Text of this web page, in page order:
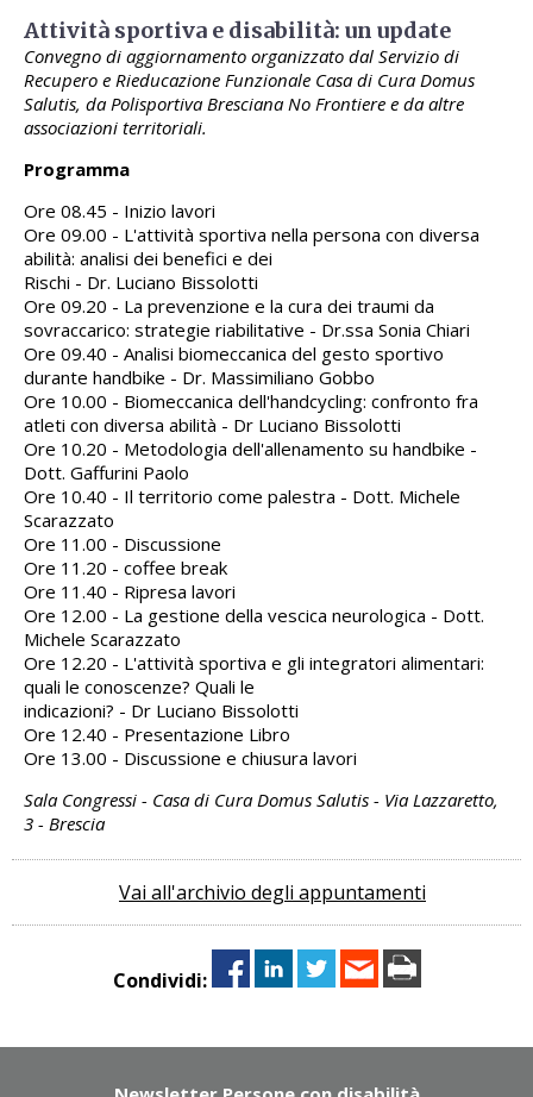
Attività sportiva e disabilità: un update
Convegno di aggiornamento organizzato dal Servizio di
Recupero e Rieducazione Funzionale Casa di Cura Domus
Salutis, da Polisportiva Bresciana No Frontiere e da altre
associazioni territoriali.
Programma
Ore 08.45 - Inizio lavori
Ore 09.00 - L'attività sportiva nella persona con diversa
abilità: analisi dei benefici e dei
Rischi - Dr. Luciano Bissolotti
Ore 09.20 - La prevenzione e la cura dei traumi da
sovraccarico: strategie riabilitative - Dr.ssa Sonia Chiari
Ore 09.40 - Analisi biomeccanica del gesto sportivo
durante handbike - Dr. Massimiliano Gobbo
Ore 10.00 - Biomeccanica dell'handcycling: confronto fra
atleti con diversa abilità - Dr Luciano Bissolotti
Ore 10.20 - Metodologia dell'allenamento su handbike -
Dott. Gaffurini Paolo
Ore 10.40 - Il territorio come palestra - Dott. Michele
Scarazzato
Ore 11.00 - Discussione
Ore 11.20 - coffee break
Ore 11.40 - Ripresa lavori
Ore 12.00 - La gestione della vescica neurologica - Dott.
Michele Scarazzato
Ore 12.20 - L'attività sportiva e gli integratori alimentari:
quali le conoscenze? Quali le
indicazioni? - Dr Luciano Bissolotti
Ore 12.40 - Presentazione Libro
Ore 13.00 - Discussione e chiusura lavori
Sala Congressi - Casa di Cura Domus Salutis - Via Lazzaretto,
3 - Brescia
Vai all'archivio degli appuntamenti
Condividi: